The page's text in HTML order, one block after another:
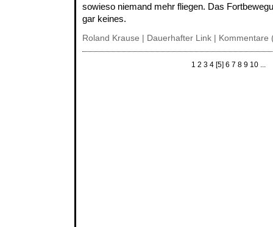
sowieso niemand mehr fliegen. Das
gar keines.
Roland Krause | Dauerhafter Link Kommentare
1 2 3 4 [5] 6 7 8 9 10 ...